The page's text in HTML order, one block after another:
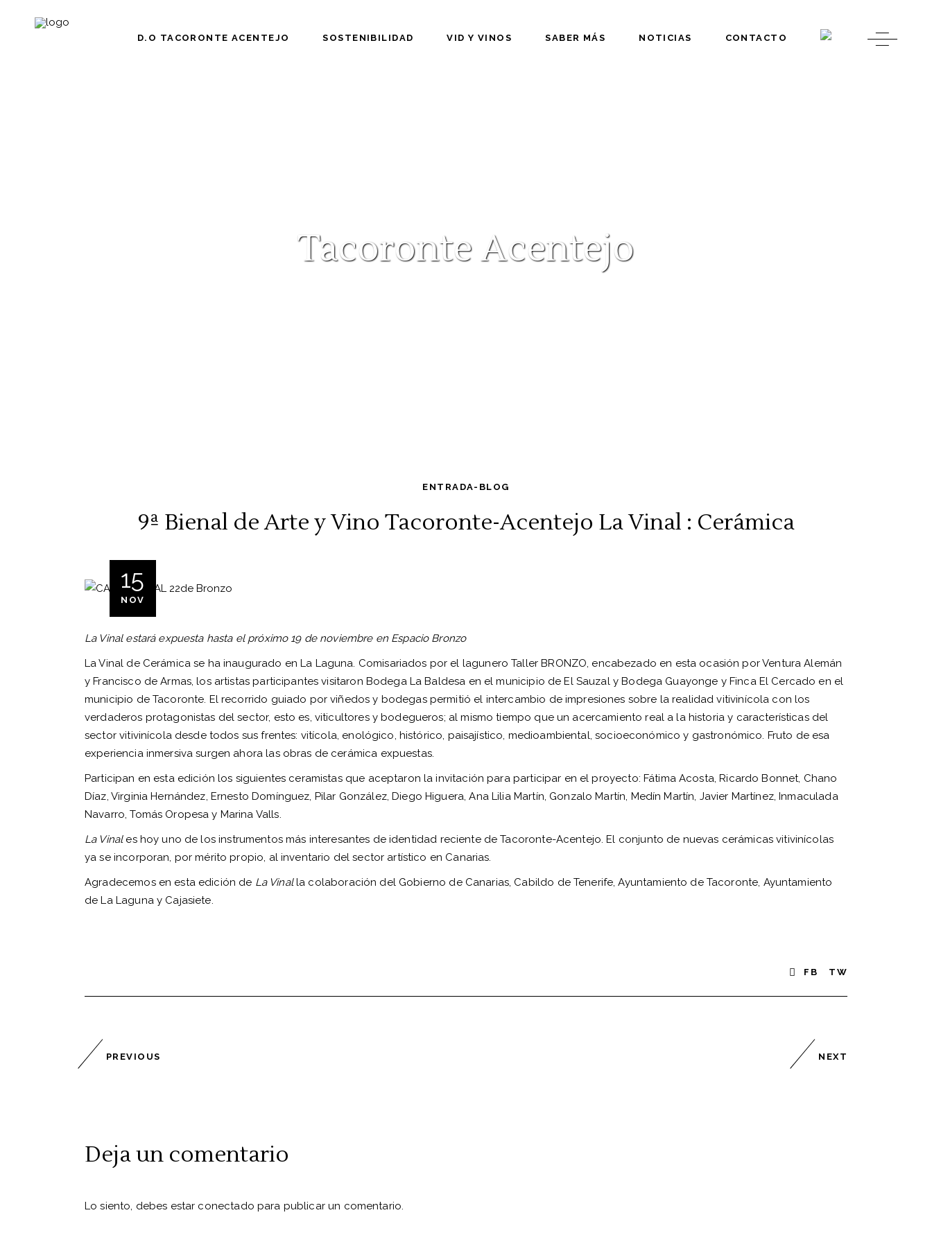
D.O TACORONTE ACENTEJO SOSTENIBILIDAD VID Y VINOS SABER MÁS NOTICIAS CONTACTO
Tacoronte Acentejo
ENTRADA-BLOG
9ª Bienal de Arte y Vino Tacoronte-Acentejo La Vinal : Cerámica
15
NOV
La Vinal estará expuesta hasta el próximo 19 de noviembre en Espacio Bronzo
La Vinal de Cerámica se ha inaugurado en La Laguna. Comisariados por el lagunero Taller BRONZO, encabezado en esta ocasión por Ventura Alemán
y Francisco de Armas, los artistas participantes visitaron Bodega La Baldesa en el municipio de El Sauzal y Bodega Guayonge y Finca El Cercado en el
municipio de Tacoronte. El recorrido guiado por viñedos y bodegas permitió el intercambio de impresiones sobre la realidad vitivinícola con los
verdaderos protagonistas del sector, esto es, viticultores y bodegueros; al mismo tiempo que un acercamiento real a la historia y características del
sector vitivinícola desde todos sus frentes: vitícola, enológico, histórico, paisajístico, medioambiental, socioeconómico y gastronómico. Fruto de esa
experiencia inmersiva surgen ahora las obras de cerámica expuestas.
Participan en esta edición los siguientes ceramistas que aceptaron la invitación para participar en el proyecto: Fátima Acosta, Ricardo Bonnet, Chano
Díaz, Virginia Hernández, Ernesto Domínguez, Pilar González, Diego Higuera, Ana Lilia Martín, Gonzalo Martín, Medín Martín, Javier Martínez, Inmaculada
Navarro, Tomás Oropesa y Marina Valls.
La Vinales hoy uno de los instrumentos más interesantes de identidad reciente de Tacoronte-Acentejo. El conjunto de nuevas cerámicas vitivinícolas
ya se incorporan, por mérito propio, al inventario del sector artístico en Canarias.
Agradecemos en esta edición de La Vinalla colaboración del Gobierno de Canarias, Cabildo de Tenerife, Ayuntamiento de Tacoronte, Ayuntamiento
de La Laguna y Cajasiete.
FB TW
PREVIOUS NEXT
Deja un comentario
Lo siento, debes estar conectado para publicar un comentario.